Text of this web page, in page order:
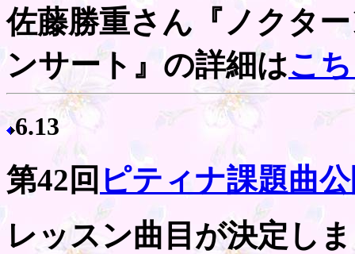
佐藤勝重さん『ノクタ
ンサート』の詳細はこ
6.13
第42回 ピティナ課題曲
レッスン曲目が決定し